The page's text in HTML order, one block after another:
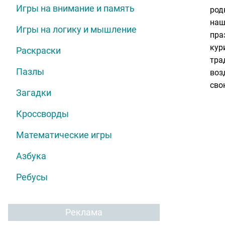
Игры на внимание и память
Игры на логику и мышление
Раскраски
Пазлы
Загадки
Кроссворды
Математические игры
Азбука
Ребусы
Реклама